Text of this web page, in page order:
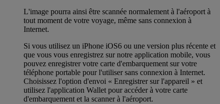
L'image pourra ainsi être scannée normalement à l'aéroport à
tout moment de votre voyage, même sans connexion à
Internet.
Si vous utilisez un iPhone iOS6 ou une version plus récente et
que vous vous enregistrez sur notre application mobile, vous
pouvez enregistrer votre carte d'embarquement sur votre
téléphone portable pour l'utiliser sans connexion à Internet.
Choisissez l'option d'envoi « Enregistrer sur l'appareil » et
utilisez l'application Wallet pour accéder à votre carte
d'embarquement et la scanner à l'aéroport.